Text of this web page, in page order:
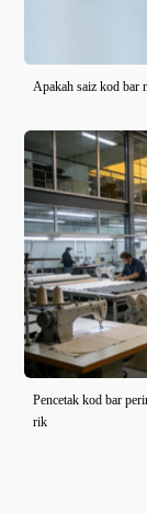
Apakah saiz kod bar
Pencetak kod bar
rik